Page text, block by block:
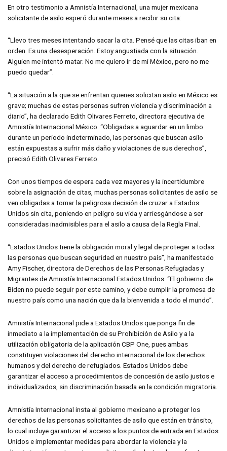
En otro testimonio a Amnistía Internacional, una mujer mexicana
solicitante de asilo esperó durante meses a recibir su cita:
“Llevo tres meses intentando sacar la cita. Pensé que las citas iban en
orden. Es una desesperación. Estoy angustiada con la situación.
Alguien me intentó matar. No me quiero ir de mi México, pero no me
puedo quedar”.
“La situación a la que se enfrentan quienes solicitan asilo en México es
grave; muchas de estas personas sufren violencia y discriminación a
diario”, ha declarado Edith Olivares Ferreto, directora ejecutiva de
Amnistía Internacional México. “Obligadas a aguardar en un limbo
durante un periodo indeterminado, las personas que buscan asilo
están expuestas a sufrir más daño y violaciones de sus derechos”,
precisó Edith Olivares Ferreto.
Con unos tiempos de espera cada vez mayores y la incertidumbre
sobre la asignación de citas, muchas personas solicitantes de asilo se
ven obligadas a tomar la peligrosa decisión de cruzar a Estados
Unidos sin cita, poniendo en peligro su vida y arriesgándose a ser
consideradas inadmisibles para el asilo a causa de la Regla Final.
“Estados Unidos tiene la obligación moral y legal de proteger a todas
las personas que buscan seguridad en nuestro país”, ha manifestado
Amy Fischer, directora de Derechos de las Personas Refugiadas y
Migrantes de Amnistía Internacional Estados Unidos. “El gobierno de
Biden no puede seguir por este camino, y debe cumplir la promesa de
nuestro país como una nación que da la bienvenida a todo el mundo”.
Amnistía Internacional pide a Estados Unidos que ponga fin de
inmediato a la implementación de su Prohibición de Asilo y a la
utilización obligatoria de la aplicación CBP One, pues ambas
constituyen violaciones del derecho internacional de los derechos
humanos y del derecho de refugiados. Estados Unidos debe
garantizar el acceso a procedimientos de concesión de asilo justos e
individualizados, sin discriminación basada en la condición migratoria.
Amnistía Internacional insta al gobierno mexicano a proteger los
derechos de las personas solicitantes de asilo que están en tránsito,
lo cual incluye garantizar el acceso a los puntos de entrada en Estados
Unidos e implementar medidas para abordar la violencia y la